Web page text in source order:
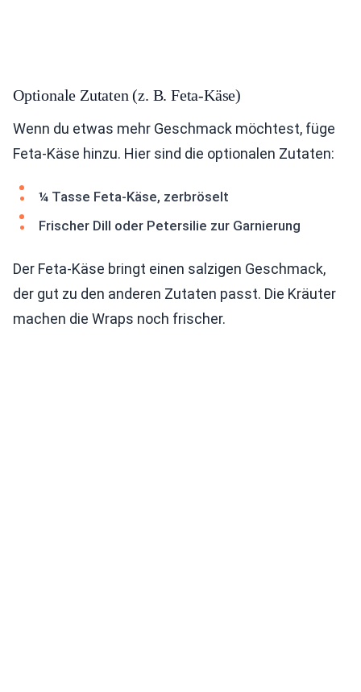
Optionale Zutaten (z. B. Feta-Käse)
Wenn du etwas mehr Geschmack möchtest, füge
Feta-Käse hinzu. Hier sind die optionalen Zutaten:
¼ Tasse Feta-Käse, zerbröselt
Frischer Dill oder Petersilie zur Garnierung
Der Feta-Käse bringt einen salzigen Geschmack,
der gut zu den anderen Zutaten passt. Die Kräuter
machen die Wraps noch frischer.